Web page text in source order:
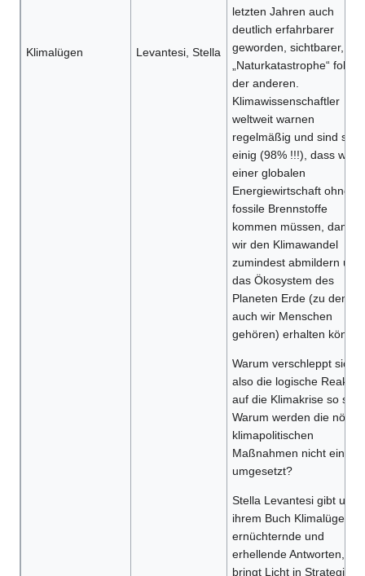
Klimalügen Levantesi, Stella
letzten Jahren auch
deutlich erfahrbarer
geworden, sichtbarer,
„Naturkatastrophe“ folgt
der anderen.
Klimawissenschaftler
weltweit warnen
regelmäßig und sind sich
einig (98% !!!), dass wir
einer globalen
Energiewirtschaft ohne
fossile Brennstoffe
kommen müssen, damit
wir den Klimawandel
zumindest abmildern und
das Ökosystem des
Planeten Erde (zu dem ja
auch wir Menschen
gehören) erhalten
Warum verschleppt sich
also die logische
auf die Klimakrise so
Warum werden die
klimapolitischen
Maßnahmen nicht
umgesetzt?
Stella Levantesi gibt uns
ihrem Buch Klimalügen
ernüchternde und
erhellende Antworten,
bringt Licht in Strategien